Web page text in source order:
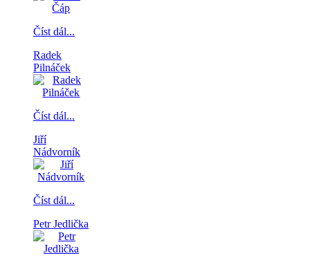
Číst dál...
Radek
Pilnáček
Číst dál...
Jiří
Nádvorník
Číst dál...
Petr Jedlička